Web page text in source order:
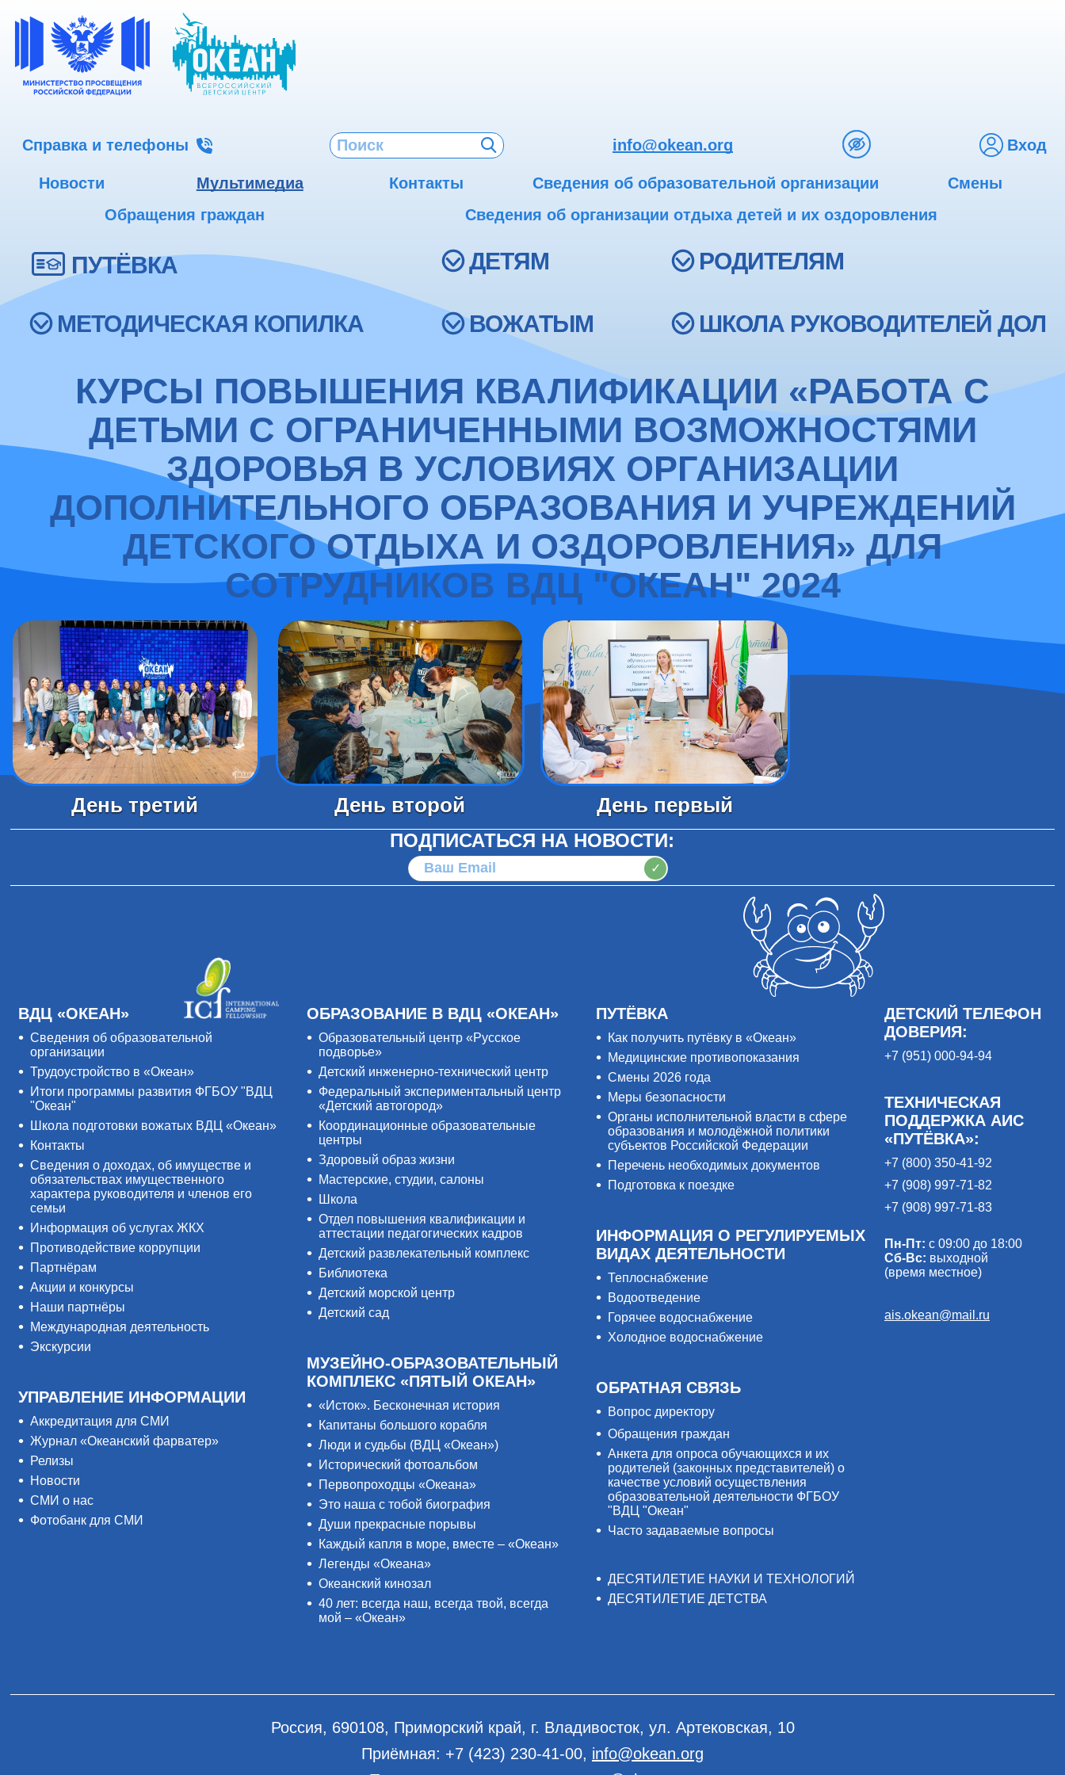
Справка и телефоны info@okean.org Вход
Новости Мультимедиа Контакты Сведения об образовательной организации
Смены
Обращения граждан
Сведения об организации отдыха детей и их оздоровления
ПУТЁВКА ДЕТЯМ РОДИТЕЛЯМ
МЕТОДИЧЕСКАЯ КОПИЛКА ВОЖАТЫМ ШКОЛА РУКОВОДИТЕЛЕЙ ДОЛ
КУРСЫ ПОВЫШЕНИЯ КВАЛИФИКАЦИИ «РАБОТА С
ДЕТЬМИ С ОГРАНИЧЕННЫМИ ВОЗМОЖНОСТЯМИ
ЗДОРОВЬЯ В УСЛОВИЯХ ОРГАНИЗАЦИИ
ДОПОЛНИТЕЛЬНОГО ОБРАЗОВАНИЯ И УЧРЕЖДЕНИЙ
ДЕТСКОГО ОТДЫХА И ОЗДОРОВЛЕНИЯ» ДЛЯ
СОТРУДНИКОВ ВДЦ "ОКЕАН" 2024
День третий День второй День первый
ПОДПИСАТЬСЯ НА НОВОСТИ:
✓
ВДЦ «ОКЕАН»
Сведения об образовательной
организации
Трудоустройство в «Океан»
Итоги программы развития ФГБОУ "ВДЦ
"Океан"
Школа подготовки вожатых ВДЦ «Океан»
Контакты
Сведения о доходах, об имуществе и
обязательствах имущественного
характера руководителя и членов его
семьи
Информация об услугах ЖКХ
Противодействие коррупции
Партнёрам
Акции и конкурсы
Наши партнёры
Международная деятельность
Экскурсии
УПРАВЛЕНИЕ ИНФОРМАЦИИ
Аккредитация для СМИ
Журнал «Океанский фарватер»
Релизы
Новости
СМИ о нас
Фотобанк для СМИ
ОБРАЗОВАНИЕ В ВДЦ «ОКЕАН»
Образовательный центр «Русское
подворье»
Детский инженерно-технический центр
Федеральный экспериментальный центр
«Детский автогород»
Координационные образовательные
центры
Здоровый образ жизни
Мастерские, студии, салоны
Школа
Отдел повышения квалификации и
аттестации педагогических кадров
Детский развлекательный комплекс
Библиотека
Детский морской центр
Детский сад
МУЗЕЙНО-ОБРАЗОВАТЕЛЬНЫЙ
КОМПЛЕКС «ПЯТЫЙ ОКЕАН»
«Исток». Бесконечная история
Капитаны большого корабля
Люди и судьбы (ВДЦ «Океан»)
Исторический фотоальбом
Первопроходцы «Океана»
Это наша с тобой биография
Души прекрасные порывы
Каждый капля в море, вместе – «Океан»
Легенды «Океана»
Океанский кинозал
40 лет: всегда наш, всегда твой, всегда
мой – «Океан»
ПУТЁВКА
Как получить путёвку в «Океан»
Медицинские противопоказания
Смены 2026 года
Меры безопасности
Органы исполнительной власти в сфере
образования и молодёжной политики
субъектов Российской Федерации
Перечень необходимых документов
Подготовка к поездке
ИНФОРМАЦИЯ О РЕГУЛИРУЕМЫХ
ВИДАХ ДЕЯТЕЛЬНОСТИ
Теплоснабжение
Водоотведение
Горячее водоснабжение
Холодное водоснабжение
ОБРАТНАЯ СВЯЗЬ
Вопрос директору
Обращения граждан
Анкета для опроса обучающихся и их
родителей (законных представителей) о
качестве условий осуществления
образовательной деятельности ФГБОУ
"ВДЦ "Океан"
Часто задаваемые вопросы
ДЕСЯТИЛЕТИЕ НАУКИ И ТЕХНОЛОГИЙ
ДЕСЯТИЛЕТИЕ ДЕТСТВА
ДЕТСКИЙ ТЕЛЕФОН
ДОВЕРИЯ:
+7 (951) 000-94-94
ТЕХНИЧЕСКАЯ
ПОДДЕРЖКА АИС
«ПУТЁВКА»:
+7 (800) 350-41-92
+7 (908) 997-71-82
+7 (908) 997-71-83
Пн-Пт: с 09:00 до 18:00
Сб-Вс: выходной
(время местное)
ais.okean@mail.ru
Россия, 690108, Приморский край, г. Владивосток, ул. Артековская, 10
Приёмная: +7 (423) 230-41-00, info@okean.org